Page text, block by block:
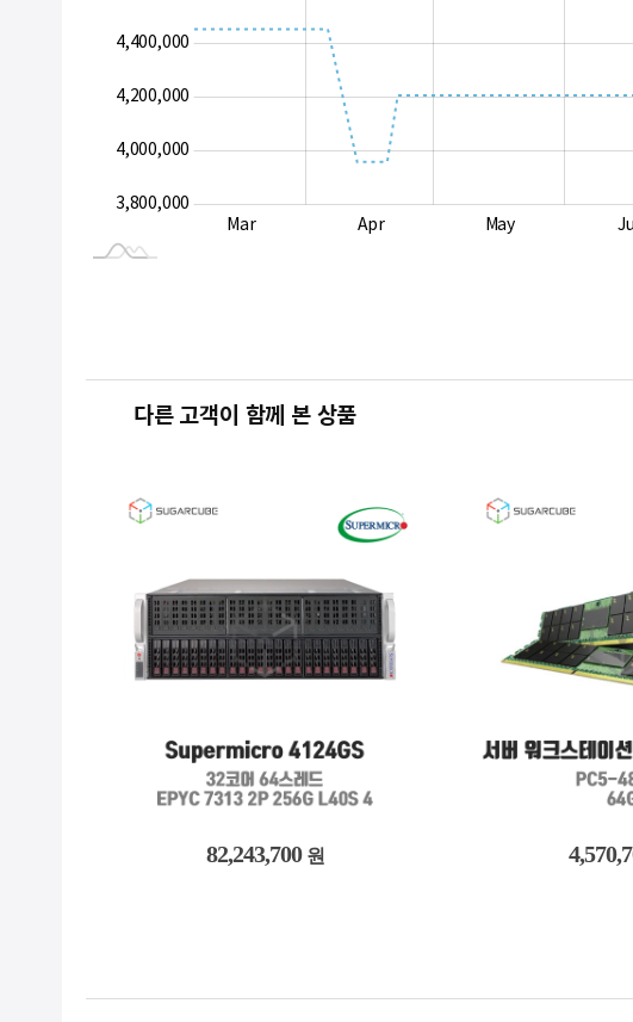
3,800,000
4,000,000
4,200,000
4,400,000
Mar Apr May
다른 고객이 함께 본 상품
4,570,700원